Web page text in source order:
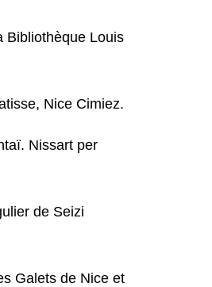
Bibliothèque Louis
Nice Cimiez.
Nissart per
de Seizi
Galets de Nice et